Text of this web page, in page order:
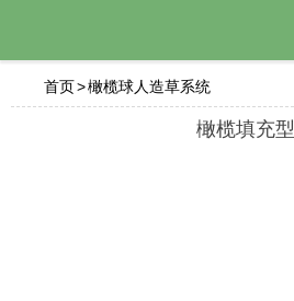
首页>橄榄球人造草系统
橄榄填充型